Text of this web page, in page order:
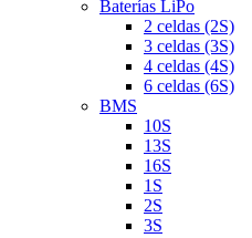
Baterías LiPo
2 celdas (2S)
3 celdas (3S)
4 celdas (4S)
6 celdas (6S)
BMS
10S
13S
16S
1S
2S
3S